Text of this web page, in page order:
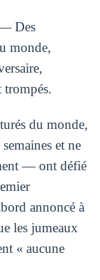
Des
monde,
trompés.
du monde,
et ne
— ont défié
annoncé à
les jumeaux
« aucune